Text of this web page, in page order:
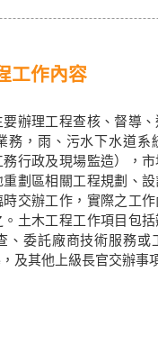
工作內容
辦理工程查核、督導
務，雨、污水下水道系
務行政及現場監造），
劃區相關工程規劃、
交辦工作，實際之工
土木工程工作項目包
、委託廠商技術服務
及其他上級長官交辦事